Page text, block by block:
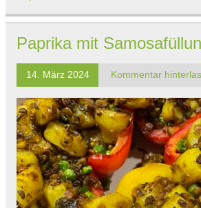
Paprika mit
14. März 2024 Kommentar